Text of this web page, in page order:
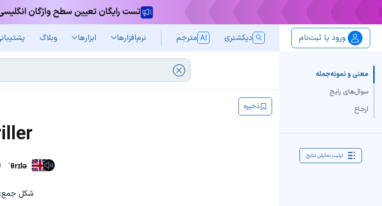
تست رایگان تعیین سطح واژگان
ورود یا ثبت‌نام دیکشنری مترجم نرم‌افزار‌ها ابزارها وبلاگ
معنی و نمونه‌جمله
سوال‌های رایج
ارجاع
ترتیب نمایش نتایج
ذخیره
ˈθrɪlə
شکل جمع: